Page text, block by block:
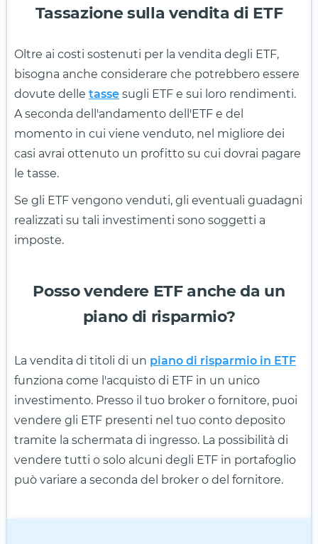
Tassazione sulla vendita di ETF
Oltre ai costi sostenuti per la vendita degli ETF,
bisogna anche considerare che potrebbero essere
dovute delle tasse sugli ETF e sui loro rendimenti.
A seconda dell'andamento dell'ETF e del
momento in cui viene venduto, nel migliore dei
casi avrai ottenuto un profitto su cui dovrai pagare
le tasse.
Se gli ETF vengono venduti, gli eventuali guadagni
realizzati su tali investimenti sono soggetti a
imposte.
Posso vendere ETF anche da un
piano di risparmio?
La vendita di titoli di un piano di risparmio in ETF
funziona come l'acquisto di ETF in un unico
investimento. Presso il tuo broker o fornitore, puoi
vendere gli ETF presenti nel tuo conto deposito
tramite la schermata di ingresso. La possibilità di
vendere tutti o solo alcuni degli ETF in portafoglio
può variare a seconda del broker o del fornitore.